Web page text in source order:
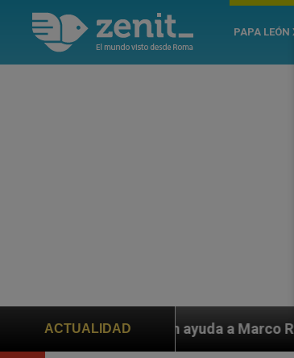
PAPA LEÓN
ACTUALIDAD
ayuda a Marco Rubio ante